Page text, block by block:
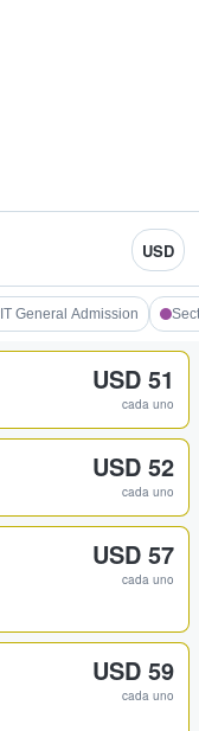
USD
General Admission
USD 51
cada uno
USD 52
cada uno
USD 57
cada uno
USD 59
cada uno